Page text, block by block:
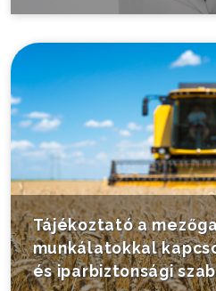
Tájékoztató a
munkálatokkal
és iparbiztonsági